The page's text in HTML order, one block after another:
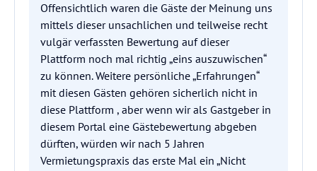
Offensichtlich waren die Gäste der Meinung uns
mittels dieser unsachlichen und teilweise recht
vulgär verfassten Bewertung auf dieser
Plattform noch mal richtig „eins auszuwischen“
zu können. Weitere persönliche „Erfahrungen“
mit diesen Gästen gehören sicherlich nicht in
diese Plattform , aber wenn wir als Gastgeber in
diesem Portal eine Gästebewertung abgeben
dürften, würden wir nach 5 Jahren
Vermietungspraxis das erste Mal ein „Nicht